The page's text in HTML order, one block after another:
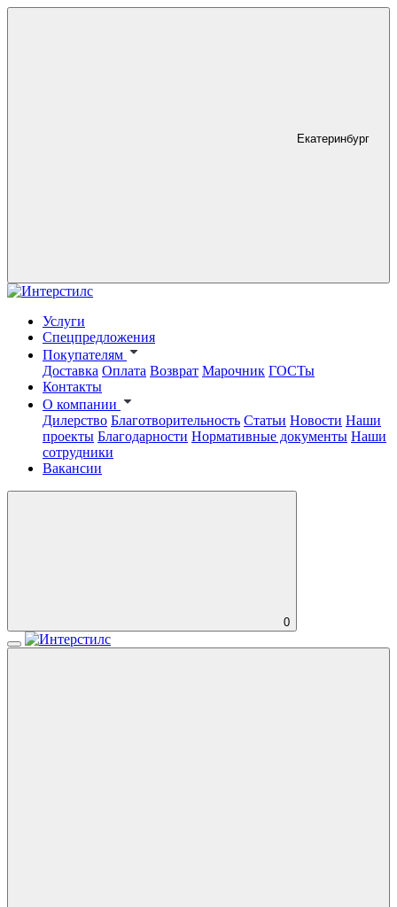
Екатеринбург
Услуги
Спецпредложения
Покупателям
Доставка Оплата Возврат Марочник ГОСТы
Контакты
О компании
Дилерство Благотворительность Статьи Новости Наши
проекты Благодарности Нормативные документы Наши
сотрудники
Вакансии
0